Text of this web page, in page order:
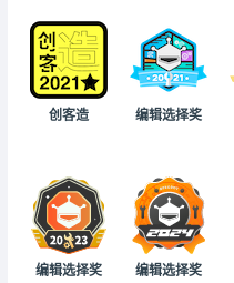
创客造 编辑选择奖
编辑选择奖 编辑选择奖